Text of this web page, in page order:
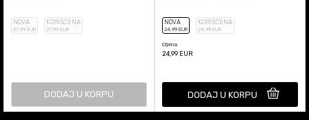
NOVA
27,99 EUR
KORIŠĆENA
27,99 EUR
DODAJ U KORPU
NOVA
24,99 EUR
KORIŠĆENA
24,99 EUR
Cijena
24,99 EUR
DODAJ U KORPU